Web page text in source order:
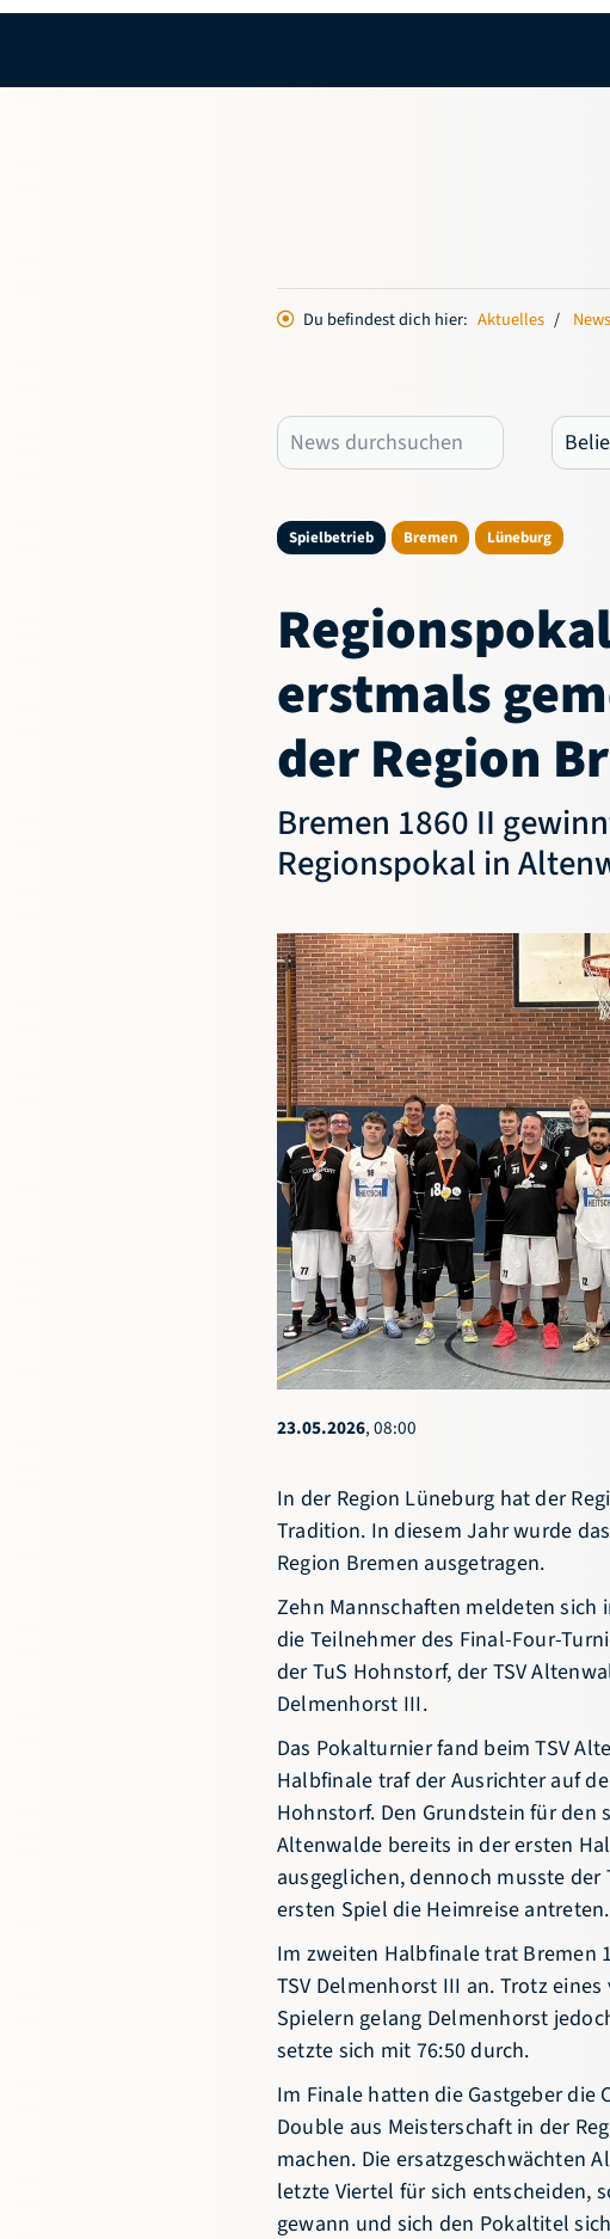
Du befindest dich hier: Aktuelles
Spielbetrieb Bremen Lüneburg
erstmals
der Region
Bremen 1860 II
Regionspokal in
In der Region Lüneburg hat der
Tradition. In diesem Jahr wurde
Region Bremen ausgetragen.
Zehn Mannschaften meldeten sich
die Teilnehmer des Final-Four-
der TuS Hohnstorf, der TSV
Delmenhorst III.
Das Pokalturnier fand beim TSV
Halbfinale traf der Ausrichter auf
Hohnstorf. Den Grundstein für den
Altenwalde bereits in der ersten
ausgeglichen, dennoch musste
ersten Spiel die Heimreise
Im zweiten Halbfinale trat Bremen
TSV Delmenhorst III an. Trotz
Spielern gelang Delmenhorst
setzte sich mit 76:50 durch.
Im Finale hatten die Gastgeber die
Double aus Meisterschaft in der
machen. Die ersatzgeschwächten
letzte Viertel für sich entscheiden,
gewann und sich den Pokaltitel
Geschäftsstelle
Niedersächsischer
Basketballverband e.V.
Göttinger Chaussee 115
30459 Hannover
0511 449853-11
info@nbv-
basketball.de